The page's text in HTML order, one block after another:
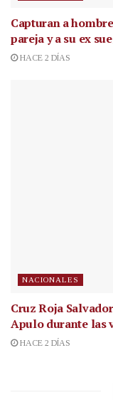
Capturan a
pareja y a su ex
HACE 2 DÍAS
NACIONALES
Cruz Roja
Apulo durante las
HACE 2 DÍAS